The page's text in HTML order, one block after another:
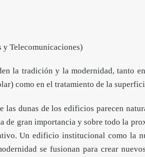
y Telecomunicaciones)
la tradición y la modernidad, tanto
como en el tratamiento de la
dunas de los edificios parecen
gran importancia y sobre todo la
Un edificio institucional como la
se fusionan para crear